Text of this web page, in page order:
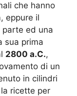
che hanno
eppure il
parte ed una
sua prima
2800 a.C.,
di un
in cilindri
la ricette per